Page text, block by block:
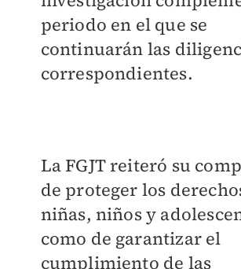
periodo en el que se
continuarán las
correspondientes.
La FGJT reiteró su
de proteger los
niñas, niños y
como de garantizar el
cumplimiento de las